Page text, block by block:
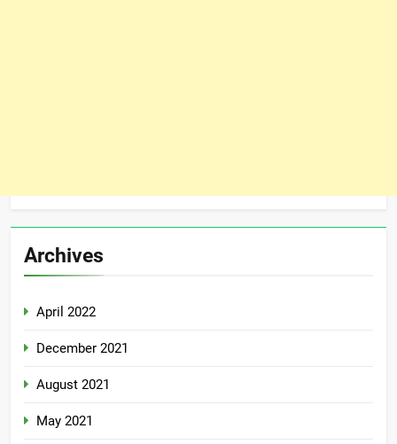
Archives
April 2022
December 2021
August 2021
May 2021